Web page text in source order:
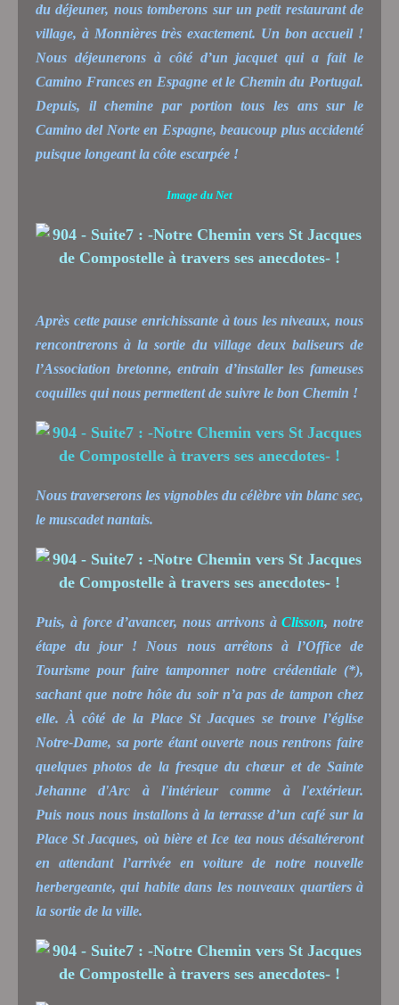
du déjeuner, nous tomberons sur un petit restaurant de
village, à Monnières très exactement. Un bon accueil !
Nous déjeunerons à côté d’un jacquet qui a fait le
Camino Frances en Espagne et le Chemin du Portugal.
Depuis, il chemine par portion tous les ans sur le
Camino del Norte en Espagne, beaucoup plus accidenté
puisque longeant la côte escarpée !
Image du Net
Après cette pause enrichissante à tous les niveaux, nous
rencontrerons à la sortie du village deux baliseurs de
l’Association bretonne, entrain d’installer les fameuses
coquilles qui nous permettent de suivre le bon Chemin !
Nous traverserons les vignobles du célèbre vin blanc sec,
le muscadet nantais.
Puis, à force d’avancer, nous arrivons àClisson, notre
étape du jour ! Nous nous arrêtons à l’Office de
Tourisme pour faire tamponner notre crédentiale (*),
sachant que notre hôte du soir n’a pas de tampon chez
elle. À côté de la Place St Jacques se trouve l’église
Notre-Dame, sa porte étant ouverte nous rentrons faire
quelques photos de la fresque du chœur et de Sainte
Jehanne d'Arc à l'intérieur comme à l'extérieur.
Puis nous nous installons à la terrasse d’un café sur la
Place St Jacques, où bière et Ice tea nous désaltéreront
en attendant l’arrivée en voiture de notre nouvelle
herbergeante, qui habite dans les nouveaux quartiers à
la sortie de la ville.